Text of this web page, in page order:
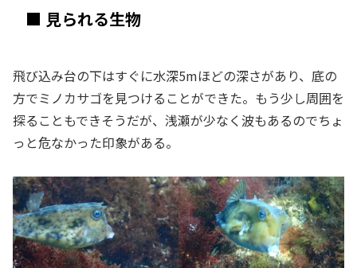
■ 見られる生物
飛び込み台の下はすぐに水深5mほどの深さがあり、底の
方でミノカサゴを見つけることができた。もう少し周囲を
探ることもできそうだが、浅瀬が少なく波もあるのでちょ
っと危なかった印象がある。